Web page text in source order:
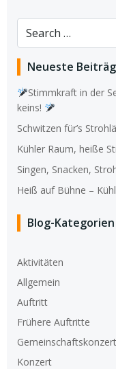
Search
for:
Neueste
Stimmkraft in der
keins!
Schwitzen für’s
Kühler Raum, heiße
Singen, Snacken,
Heiß auf Bühne –
Blog-Kategorien
Aktivitäten
Allgemein
Auftritt
Frühere Auftritte
Gemeinschaftskonzert
Konzert